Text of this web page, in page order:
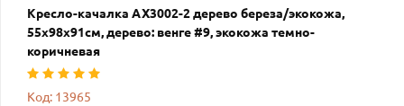
Кресло-качалка AX3002-2 дерево береза/экокожа,
55х98х91см, дерево: венге #9, экокожа темно-
коричневая
Код: 13965